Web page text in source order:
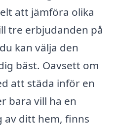
att jämföra olika
tre erbjudanden på
kan välja den
bäst. Oavsett om
att städa inför en
bara vill ha en
ditt hem, finns